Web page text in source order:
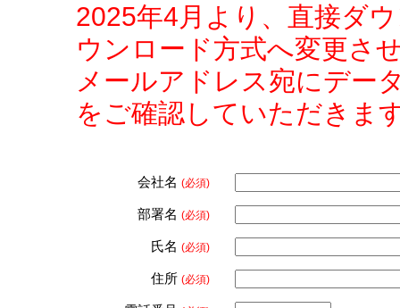
2025年4月より、直接ダ
ウンロード方式へ変更さ
メールアドレス宛にデー
をご確認していただきま
会社名 (必須)
部署名 (必須)
氏名 (必須)
住所 (必須)